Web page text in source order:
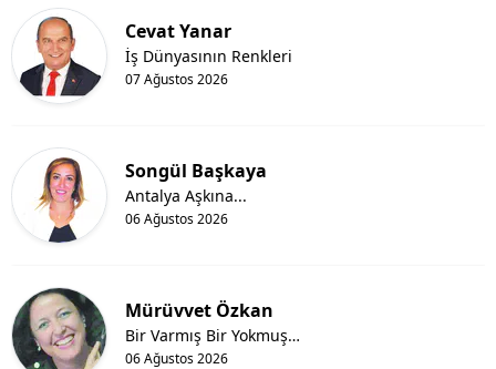
Cevat Yanar
07 Ağustos 2026
İş Dünyasının Renkleri
Songül Başkaya
06 Ağustos 2026
Antalya Aşkına...
Mürüvvet Özkan
06 Ağustos 2026
Bir Varmış Bir Yokmuş…